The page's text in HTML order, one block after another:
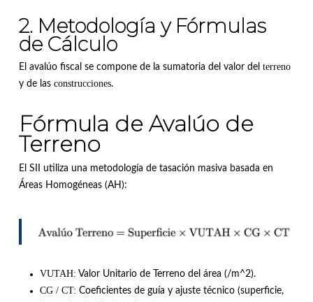
2. Metodología y Fórmulas
de Cálculo
El avalúo fiscal se compone de la sumatoria del valor del terreno
y de las construcciones.
Fórmula de Avalúo de
Terreno
El SII utiliza una metodología de tasación masiva basada en
Áreas Homogéneas (AH):
VUTAH: Valor Unitario de Terreno del área (/m^2).
CG / CT: Coeficientes de guía y ajuste técnico (superficie,